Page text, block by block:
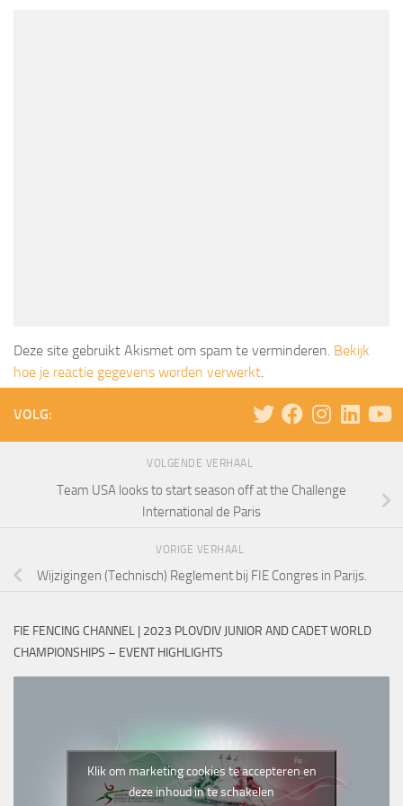
Deze site gebruikt Akismet om spam te verminderen. Bekijk
hoe je reactie gegevens worden verwerkt.
VOLG:
VOLGENDE VERHAAL
Team USA looks to start season off at the Challenge
International de Paris
VORIGE VERHAAL
Wijzigingen (Technisch) Reglement bij FIE Congres in Parijs.
FIE FENCING CHANNEL | 2023 PLOVDIV JUNIOR AND CADET WORLD
CHAMPIONSHIPS – EVENT HIGHLIGHTS
Klik om marketing cookies te accepteren en
deze inhoud in te schakelen